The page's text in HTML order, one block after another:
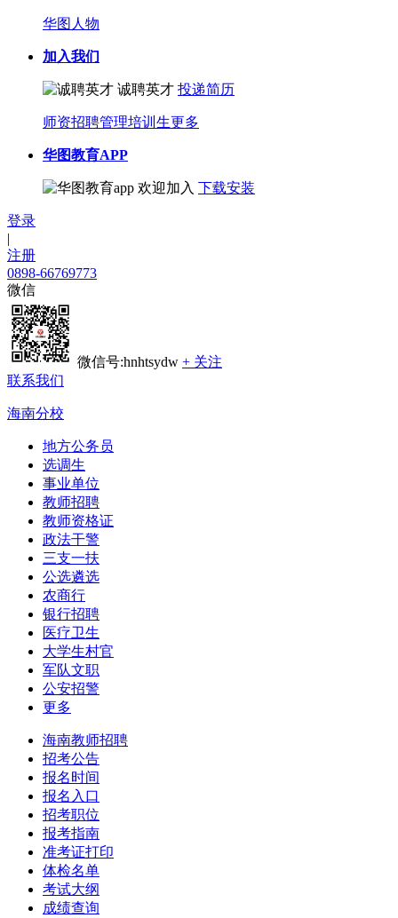
华图人物
加入我们
诚聘英才 投递简历
师资招聘管理培训生更多
华图教育APP
欢迎加入 下载安装
登录
|
注册
0898-66769773
微信
微信号:hnhtsydw + 关注
联系我们
海南分校
地方公务员
选调生
事业单位
教师招聘
教师资格证
政法干警
三支一扶
公选遴选
农商行
银行招聘
医疗卫生
大学生村官
军队文职
公安招警
更多
海南教师招聘
招考公告
报名时间
报名入口
招考职位
报考指南
准考证打印
体检名单
考试大纲
成绩查询